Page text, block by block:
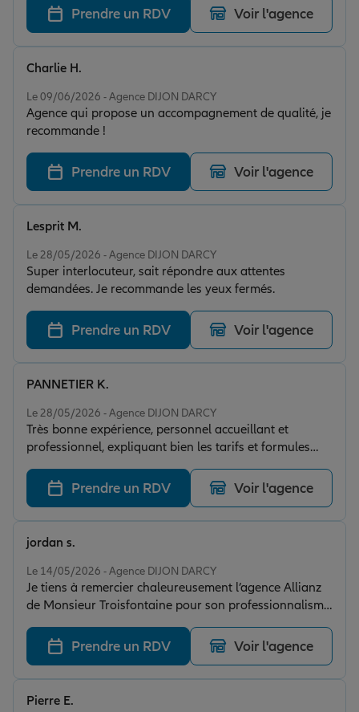
Tous nos devis d'assurance
Prendre un RDV Voir l'agence
Le 09/06/2026 - Agence DIJON DARCY
Agence qui propose un accompagnement de qualité, je
recommande !
Charlie H.
Prendre un RDV Voir l'agence
Le 28/05/2026 - Agence DIJON DARCY
Super interlocuteur, sait répondre aux attentes
demandées. Je recommande les yeux fermés.
Lesprit M.
Prendre un RDV Voir l'agence
Le 28/05/2026 - Agence DIJON DARCY
Très bonne expérience, personnel accueillant et
professionnel, expliquant bien les tarifs et formules
d'assurance selon les demandes, je recommande.
PANNETIER K.
Prendre un RDV Voir l'agence
Le 14/05/2026 - Agence DIJON DARCY
Je tiens à remercier chaleureusement l’agence Allianz
de Monsieur Troisfontaine pour son professionnalisme
et la qualité de son accueil. Toute l’équipe est
disponible, réactive et toujours à l’écoute de ses clients.
Un grand merci également au personnel,
particulièrement aimable, compétent et de bon conseil.
On se sent accompagné avec sérieux et bienveillance à
jordan s.
Prendre un RDV Voir l'agence
Pierre E.